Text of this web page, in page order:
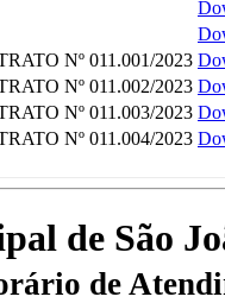
Nº 011.001/2023
Nº 011.002/2023
Nº 011.003/2023
Nº 011.004/2023
de São
de